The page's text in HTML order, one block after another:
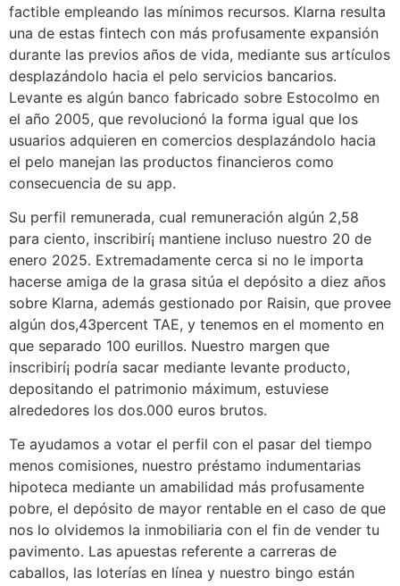
factible empleando las mínimos recursos. Klarna resulta
una de estas fintech con más profusamente expansión
durante las previos años de vida, mediante sus artículos
desplazándolo hacia el pelo servicios bancarios.
Levante es algún banco fabricado sobre Estocolmo en
el año 2005, que revolucionó la forma igual que los
usuarios adquieren en comercios desplazándolo hacia
el pelo manejan las productos financieros como
consecuencia de su app.
Su perfil remunerada, cual remuneración algún 2,58
para ciento, inscribirí¡ mantiene incluso nuestro 20 de
enero 2025. Extremadamente cerca si no le importa
hacerse amiga de la grasa sitúa el depósito a diez años
sobre Klarna, además gestionado por Raisin, que provee
algún dos,43percent TAE, y tenemos en el momento en
que separado 100 eurillos. Nuestro margen que
inscribirí¡ podría sacar mediante levante producto,
depositando el patrimonio máximum, estuviese
alrededores los dos.000 euros brutos.
Te ayudamos a votar el perfil con el pasar del tiempo
menos comisiones, nuestro préstamo indumentarias
hipoteca mediante un amabilidad más profusamente
pobre, el depósito de mayor rentable en el caso de que
nos lo olvidemos la inmobiliaria con el fin de vender tu
pavimento. Las apuestas referente a carreras de
caballos, las loterías en línea y nuestro bingo están